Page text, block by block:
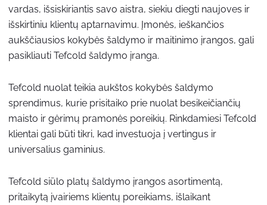
vardas, išsiskiriantis savo aistra, siekiu diegti naujoves ir
išskirtiniu klientų aptarnavimu. Įmonės, ieškančios
aukščiausios kokybės šaldymo ir maitinimo įrangos, gali
pasikliauti Tefcold šaldymo įranga.
Tefcold nuolat teikia aukštos kokybės šaldymo
sprendimus, kurie prisitaiko prie nuolat besikeičiančių
maisto ir gėrimų pramonės poreikių. Rinkdamiesi Tefcold
klientai gali būti tikri, kad investuoja į vertingus ir
universalius gaminius.
Tefcold siūlo platų šaldymo įrangos asortimentą,
pritaikytą įvairiems klientų poreikiams, išlaikant